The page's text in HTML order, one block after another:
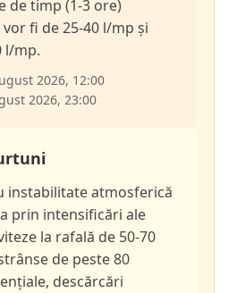
de timp (1-3 ore)
fi de 25-40 l/mp și
l/mp.
2026, 12:00
2026, 23:00
instabilitate atmosferică
prin intensificări ale
la rafală de 50-70
de peste 80
descărcări